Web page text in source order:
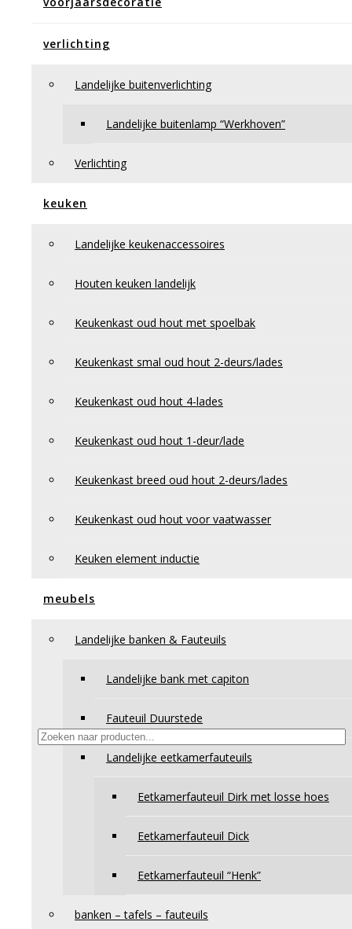
verlichting
Landelijke buitenverlichting
Landelijke buitenlamp “Werkhoven”
Verlichting
keuken
Landelijke keukenaccessoires
Houten keuken landelijk
Keukenkast oud hout met spoelbak
Keukenkast smal oud hout 2-deurs/lades
Keukenkast oud hout 4-lades
Keukenkast oud hout 1-deur/lade
Keukenkast breed oud hout 2-deurs/lades
Keukenkast oud hout voor vaatwasser
Keuken element inductie
meubels
Landelijke banken & Fauteuils
Landelijke bank met capiton
Fauteuil Duurstede
Landelijke eetkamerfauteuils
Eetkamerfauteuil Dirk met losse hoes
Eetkamerfauteuil Dick
Eetkamerfauteuil “Henk”
banken – tafels – fauteuils
Eetkamerfauteuil Dick
banken – tafels – fauteuils
Houten bankjes & krukjes
Tapijt
Natuursteen
Duettes
Shutters
contact
Bestellen en betalen
Retourneren en klachten
Producten zoeken